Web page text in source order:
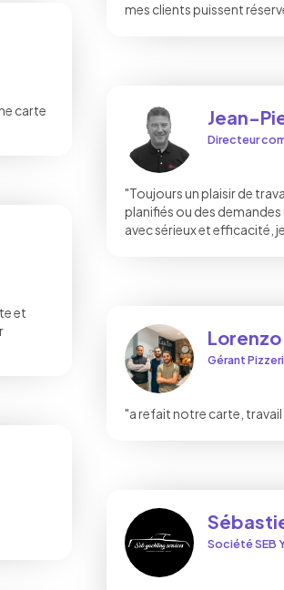
carte
et
mes clients puissent
Jean-
Directeur
"Toujours un plaisir de
planifiés ou des
avec sérieux et efficacité,
Lorenzo
Gérant
"a refait notre carte,
Société SEB